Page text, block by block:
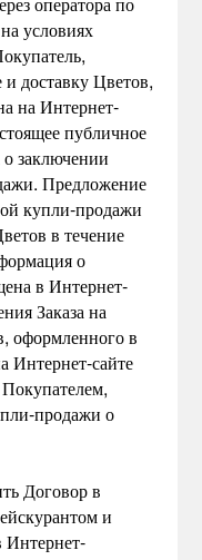
условиях
доставку Цветов,
на Интернет-
публичное
заключении
Предложение
купли-продажи
в течение
о
в Интернет-
Заказа на
оформленного в
Интернет-сайте
продажи о
Договор в
и
Интернет-